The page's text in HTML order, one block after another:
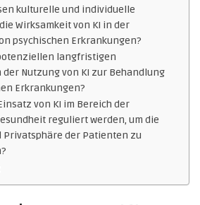
kulturelle und individuelle
Wirksamkeit von KI in der
psychischen Erkrankungen?
langfristigen
der Nutzung von KI zur Behandlung
Erkrankungen?
von KI im Bereich der
reguliert werden, um die
Privatsphäre der Patienten zu